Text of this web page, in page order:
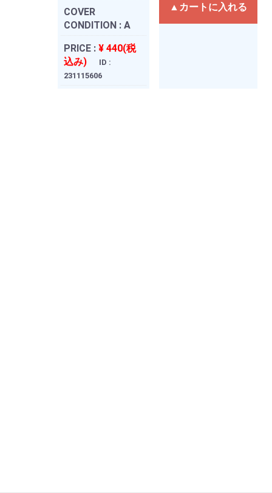
COVER
CONDITION : A
PRICE : ¥ 440(税
込み)
ID :
231115606
▲カートに入れる